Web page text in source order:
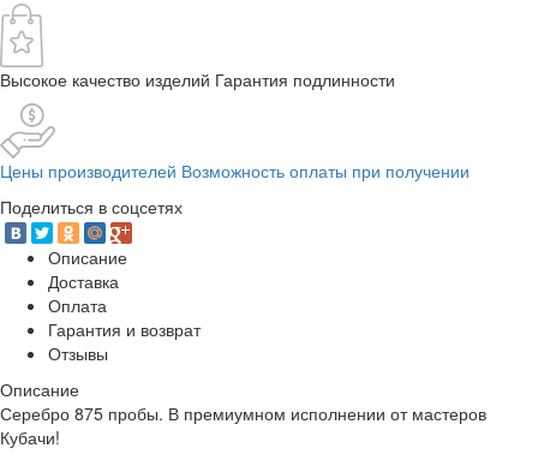
Высокое качество изделий Гарантия подлинности
Цены производителей Возможность оплаты при получении
Поделиться в соцсетях
Описание
Доставка
Оплата
Гарантия и возврат
Отзывы
Описание
Серебро 875 пробы. В премиумном исполнении от мастеров
Кубачи!